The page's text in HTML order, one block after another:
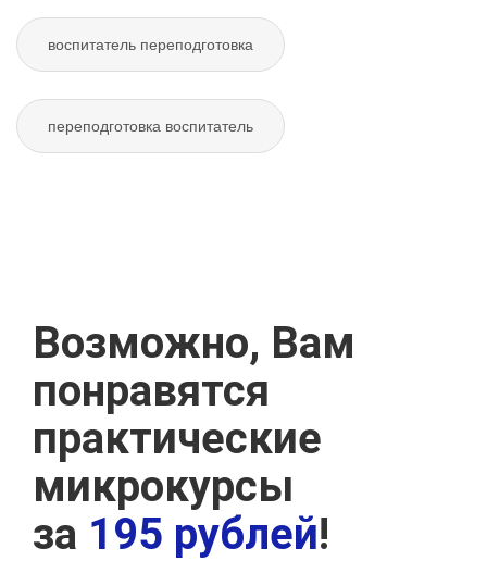
воспитатель переподготовка
переподготовка воспитатель
Возможно, Вам
понравятся
практические
микрокурсы
за 195 рублей!